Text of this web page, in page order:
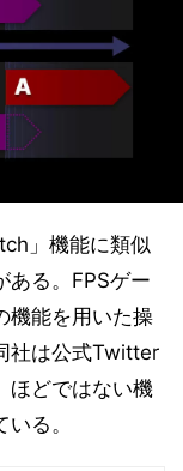
」機能に類似
ある。FPSゲー
機能を用いた操
社は公式Twitter
ほどではない機
る。